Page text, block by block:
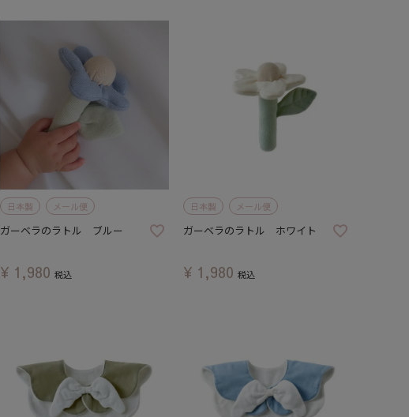
日本製 メール便
ガーベラのラトル ブルー
¥ 1,980 税込
日本製 メール便
ガーベラのラトル ホワイト
¥ 1,980 税込